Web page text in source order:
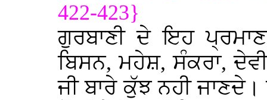
422-423}
ਗੁਰਬਾਣੀ ਦੇ ਇਹ
ਬਿਸਨ, ਮਹੇਸ਼, ਸੰਕਰਾ,
ਜੀ ਬਾਰੇ ਕੁੱਝ ਨਹੀ